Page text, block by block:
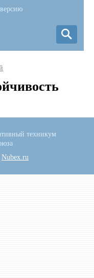
техникум
Nubex.ru